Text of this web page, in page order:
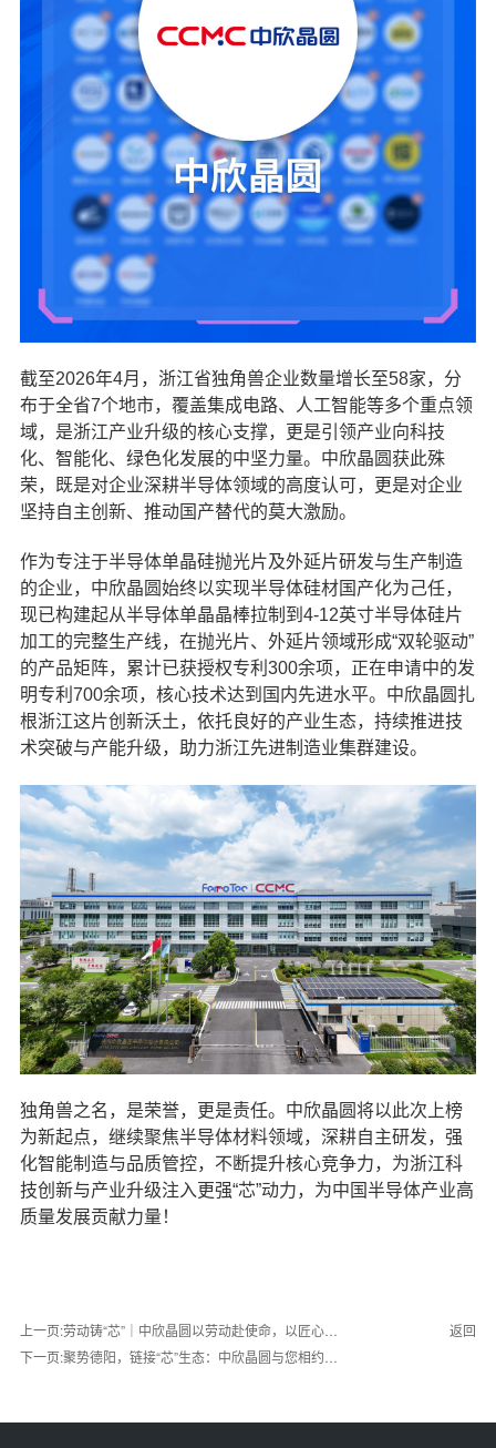
截至2026年4月，浙江省独角兽企业数量增长至58家，分
布于全省7个地市，覆盖集成电路、人工智能等多个重点领
域，是浙江产业升级的核心支撑，更是引领产业向科技
化、智能化、绿色化发展的中坚力量。中欣晶圆获此殊
荣，既是对企业深耕半导体领域的高度认可，更是对企业
坚持自主创新、推动国产替代的莫大激励。
作为专注于半导体单晶硅抛光片及外延片研发与生产制造
的企业，中欣晶圆始终以实现半导体硅材国产化为己任，
现已构建起从半导体单晶晶棒拉制到4-12英寸半导体硅片
加工的完整生产线，在抛光片、外延片领域形成“双轮驱动”
的产品矩阵，累计已获授权专利300余项，正在申请中的发
明专利700余项，核心技术达到国内先进水平。中欣晶圆扎
根浙江这片创新沃土，依托良好的产业生态，持续推进技
术突破与产能升级，助力浙江先进制造业集群建设。
独角兽之名，是荣誉，更是责任。中欣晶圆将以此次上榜
为新起点，继续聚焦半导体材料领域，深耕自主研发，强
化智能制造与品质管控，不断提升核心竞争力，为浙江科
技创新与产业升级注入更强“芯”动力，为中国半导体产业高
质量发展贡献力量！
上一页:劳动铸“芯”｜中欣晶圆以劳动赴使命，以匠心守
初心……
下一页:聚势德阳，链接“芯”生态：中欣晶圆与您相约
返回